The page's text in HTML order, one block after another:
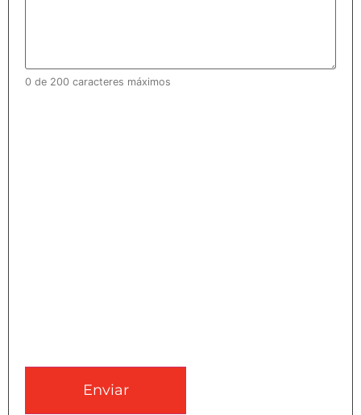
0 de 200 caracteres máximos
Enviar